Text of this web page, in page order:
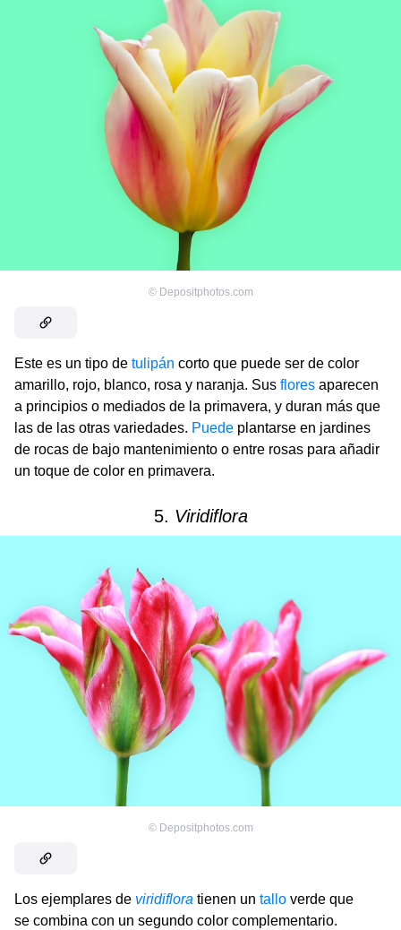
© Depositphotos.com
Este es un tipo de tulipán corto que puede ser de color
amarillo, rojo, blanco, rosa y naranja. Sus flores aparecen
a principios o mediados de la primavera, y duran más que
las de las otras variedades. Puede plantarse en jardines
de rocas de bajo mantenimiento o entre rosas para añadir
un toque de color en primavera.
5. Viridiflora
© Depositphotos.com
Los ejemplares de viridiflora tienen un tallo verde que
se combina con un segundo color complementario.